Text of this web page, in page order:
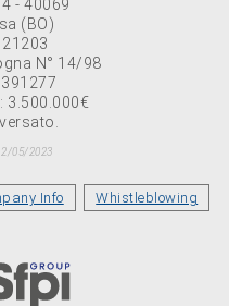
- 40069
(BO)
N° 14/98
391277
3.500.000€
05/2023
Info Whistleblowing